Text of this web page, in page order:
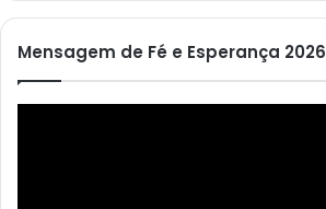
Mensagem de Fé e Esperança 2026